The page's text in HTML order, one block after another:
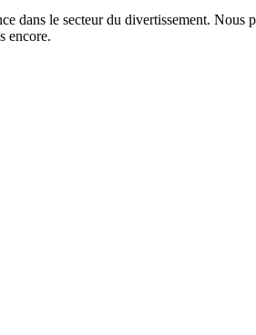
le secteur du divertissement. Nous
encore.